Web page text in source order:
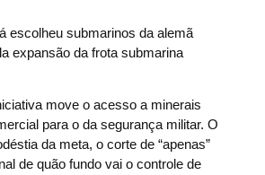
escolheu submarinos da alemã
expansão da frota submarina
move o acesso a minerais
para o da segurança militar. O
da meta, o corte de “apenas”
de quão fundo vai o controle de